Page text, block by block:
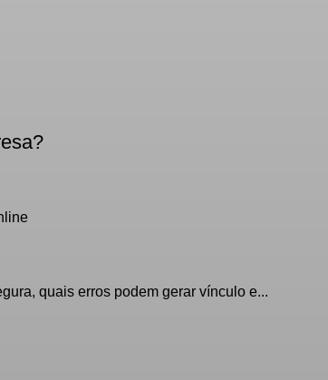
quais erros podem gerar vínculo e...